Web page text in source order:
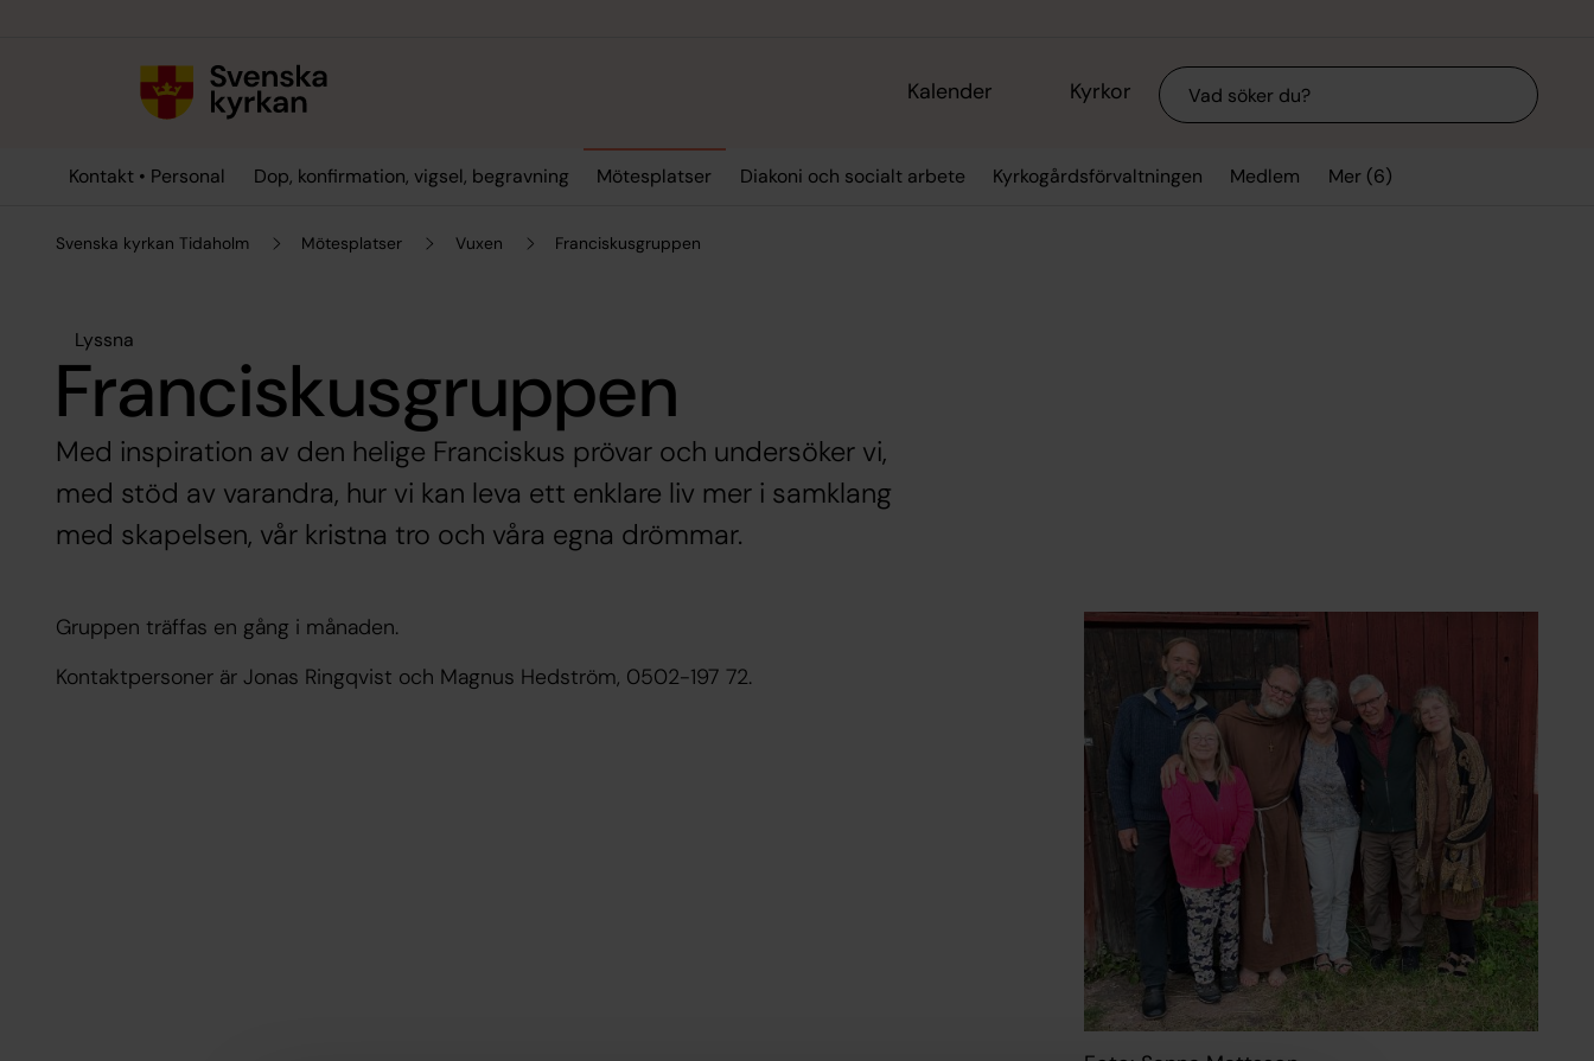
Kalender Kyrkor Sök
Kontakt • Personal Dop, konfirmation, vigsel, begravning Mötesplatser Diakoni och socialt arbete Kyrkogårdsförvaltningen Medlem Mer (6)
Svenska kyrkan Tidaholm Mötesplatser Vuxen Franciskusgruppen
Lyssna
Franciskusgruppen
Med inspiration av den helige Franciskus prövar och undersöker vi,
med stöd av varandra, hur vi kan leva ett enklare liv mer i samklang
med skapelsen, vår kristna tro och våra egna drömmar.
Gruppen träffas en gång i månaden.
Kontaktpersoner är Jonas Ringqvist och Magnus Hedström, 0502-197 72.